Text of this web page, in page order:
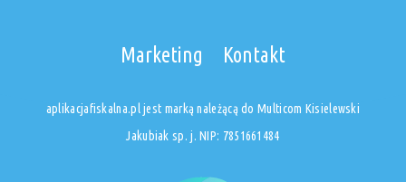
Marketing Kontakt
aplikacjafiskalna.pl jest marką należącą do Multicom Kisielewski
Jakubiak sp. j. NIP: 7851661484